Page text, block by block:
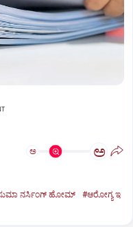
ಅ ಅ
ನರ್ಸಿಂಗ್ ಹೋಮ್
#ಆರೋಗ್ಯ ಇ